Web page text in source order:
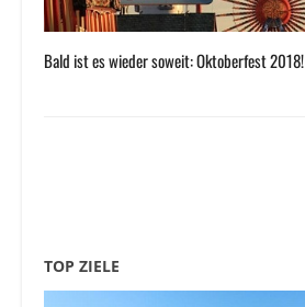
Bald ist es wieder soweit: Oktoberfest 2018!
TOP ZIELE